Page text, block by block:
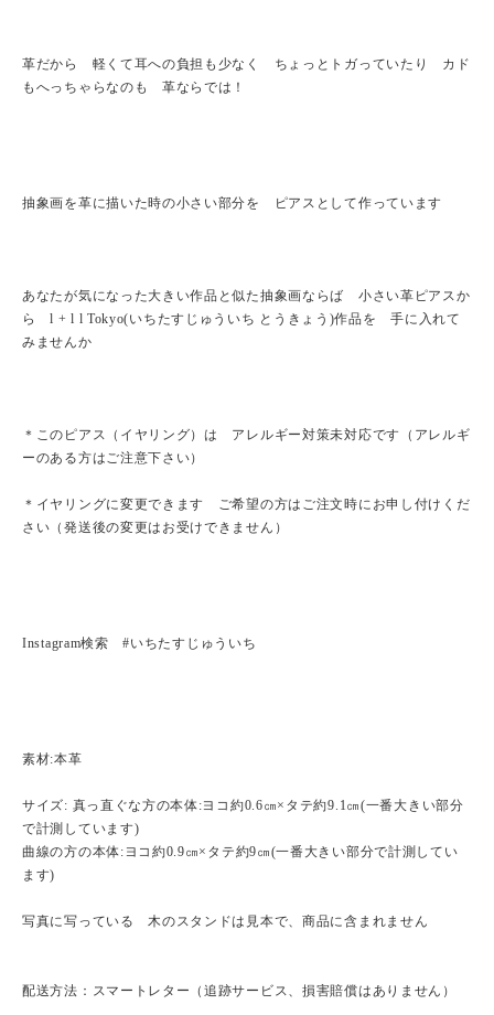
革だから 軽くて耳への負担も少なく ちょっとトガっていたり カド
もへっちゃらなのも 革ならでは！
抽象画を革に描いた時の小さい部分を ピアスとして作っています
あなたが気になった大きい作品と似た抽象画ならば 小さい革ピアスか
ら l + l l Tokyo(いちたすじゅういち とうきょう)作品を 手に入れて
みませんか
＊このピアス（イヤリング）は アレルギー対策未対応です（アレルギ
ーのある方はご注意下さい）
＊イヤリングに変更できます ご希望の方はご注文時にお申し付けくだ
さい（発送後の変更はお受けできません）
Instagram検索 #いちたすじゅういち
素材:本革
サイズ: 真っ直ぐな方の本体:ヨコ約0.6㎝×タテ約9.1㎝(一番大きい部分
で計測しています)
曲線の方の本体:ヨコ約0.9㎝×タテ約9㎝(一番大きい部分で計測してい
ます)
写真に写っている 木のスタンドは見本で、商品に含まれません
配送方法：スマートレター（追跡サービス、損害賠償はありません）